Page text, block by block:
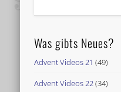
Was gibts Neues?
Advent Videos 21 (49)
Advent Videos 22(34)